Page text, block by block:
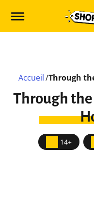
Accueil /Through
Through the
14+